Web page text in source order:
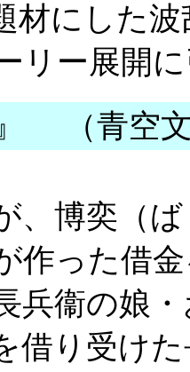
材にした
リー展開
』
（青空
、博奕（
作った借
兵衞の娘
借り受け